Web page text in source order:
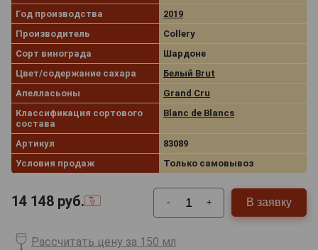
Год производства
2019
Производитель
Collery
Сорт винограда
Шардоне
Цвет/содержание сахара
Белый Brut
Апелласьоны
Grand Cru
Классификация сортового
состава
Blanc de Blancs
Артикул
83089
Условия продаж
Только самовывоз
14 148 руб. - + В заявку
Рассчитать цену за 150 мл